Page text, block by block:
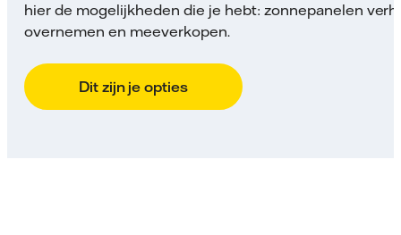
hier de mogelijkheden die je hebt: zonnepanelen
overnemen en meeverkopen.
Dit zijn je opties